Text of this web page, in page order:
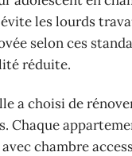
évite les lourds
selon ces
réduite.
a choisi de
Chaque
chambre